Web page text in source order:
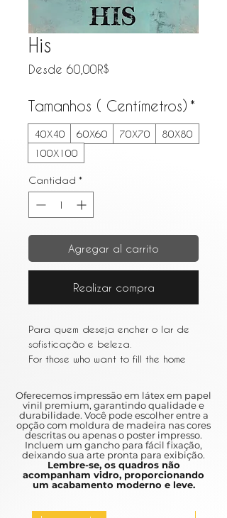
His
Desde 60,00R$
Tamanhos ( Centímetros) *
40X40 60X60 70X70
80X80
100X100
Cantidad *
Agregar al carrito
Realizar compra
Para quem deseja encher o lar de
sofisticação e beleza.
For those who want to fill the home
Oferecemos impressão em látex em papel
vinil premium, garantindo qualidade e
durabilidade. Você pode escolher entre a
opção com moldura de madeira nas cores
descritas ou apenas o poster impresso.
Incluem um gancho para fácil fixação,
deixando sua arte pronta para exibição.
Lembre-se, os quadros não
acompanham vidro, proporcionando
um acabamento moderno e leve.